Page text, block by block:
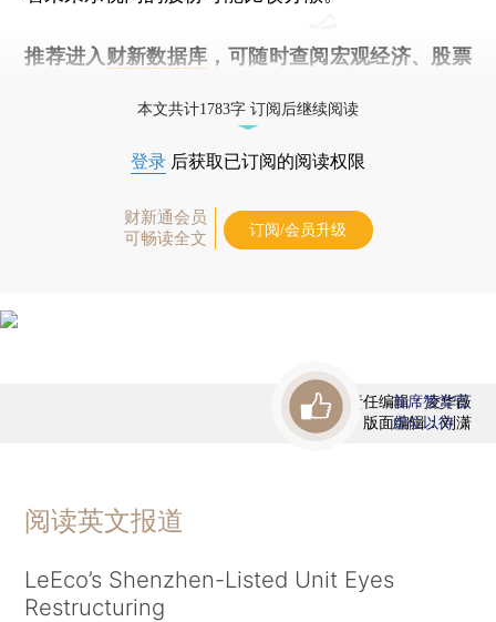
推荐进入 财新数据库 ，可随时查阅宏观经济、股票
本文共计1783字 订阅后继续阅读
登录 后获取已订阅的阅读权限
财新通会员
可畅读全文
订阅/会员升级
责任编辑：凌华薇
版面编辑：刘潇
首席赞赏官
虚位以待
阅读英文报道
LeEco’s Shenzhen-Listed Unit Eyes
Restructuring